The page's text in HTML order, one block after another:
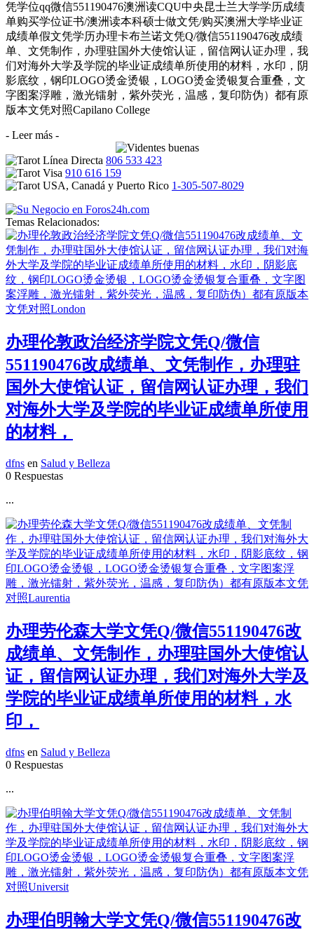
凭学位qq微信551190476澳洲读CQU中央昆士兰大学学历成绩
单购买学位证书/澳洲读本科硕士做文凭/购买澳洲大学毕业证
成绩单假文凭学历办理卡布兰诺文凭Q/微信551190476改成绩
单、文凭制作，办理驻国外大使馆认证，留信网认证办理，我
们对海外大学及学院的毕业证成绩单所使用的材料，水印，阴
影底纹，钢印LOGO烫金烫银，LOGO烫金烫银复合重叠，文
字图案浮雕，激光镭射，紫外荧光，温感，复印防伪）都有原
版本文凭对照Capilano College
- Leer más -
806 533 423
910 616 159
1-305-507-8029
Temas Relacionados:
办理伦敦政治经济学院文凭Q/微信
551190476改成绩单、文凭制作，办理驻
国外大使馆认证，留信网认证办理，我们
对海外大学及学院的毕业证成绩单所使用
的材料，
dfns en Salud y Belleza
0 Respuestas
...
办理劳伦森大学文凭Q/微信551190476改
成绩单、文凭制作，办理驻国外大使馆认
证，留信网认证办理，我们对海外大学及
学院的毕业证成绩单所使用的材料，水
印，
dfns en Salud y Belleza
0 Respuestas
...
办理伯明翰大学文凭Q/微信551190476改